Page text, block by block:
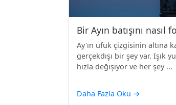
Bir Ayın batışını nasıl
Ay'ın ufuk çizgisinin altına
gerçekdışı bir şey var. Işık
hızla değişiyor ve her şey ...
Daha Fazla Oku →